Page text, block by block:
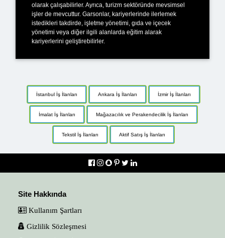
olarak çalışabilirler. Ayrıca, turizm sektöründe mevsimsel
işler de mevcuttur. Garsonlar, kariyerlerinde ilerlemek
istedikleri takdirde, işletme yönetimi, gıda ve içecek
yönetimi veya diğer ilgili alanlarda eğitim alarak
kariyerlerini geliştirebilirler.
İstanbul İş İlanları Ankara İş İlanları İzmir İş İlanları
İmalat İş İlanları Mağazacılık ve Perakendecilik İş İlanları
Tekstil İş İlanları Aktif Satış İş İlanları
Site Hakkında
Kullanım Şartları
Gizlilik Sözleşmesi